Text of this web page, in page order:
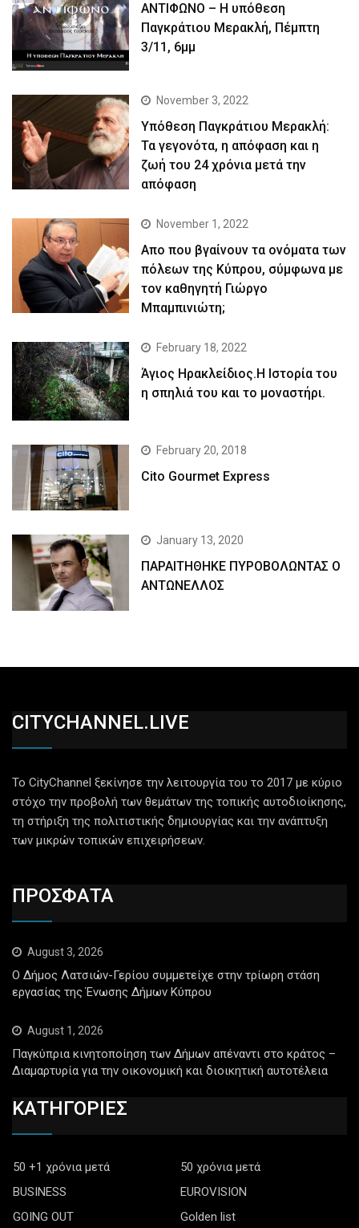
ΑΝΤΙΦΩΝΟ – Η υπόθεση
Παγκράτιου Μερακλή, Πέμπτη
3/11, 6μμ
November 3, 2022
Yπόθεση Παγκράτιου Μερακλή:
Τα γεγονότα, η απόφαση και η
ζωή του 24 χρόνια μετά την
απόφαση
November 1, 2022
Απο που βγαίνουν τα ονόματα των
πόλεων της Κύπρου, σύμφωνα με
τον καθηγητή Γιώργο
Μπαμπινιώτη;
February 18, 2022
Άγιος Ηρακλείδιος.Η Ιστορία του
η σπηλιά του και το μοναστήρι.
February 20, 2018
Cito Gourmet Express
January 13, 2020
ΠΑΡΑΙΤΗΘΗΚΕ ΠΥΡΟΒΟΛΩΝΤΑΣ Ο
ΑΝΤΩΝΕΛΛΟΣ
CITYCHANNEL.LIVE
Το CityChannel ξεκίνησε την λειτουργία του το 2017 με κύριο
στόχο την προβολή των θεμάτων της τοπικής αυτοδιοίκησης,
τη στήριξη της πολιτιστικής δημιουργίας και την ανάπτυξη
των μικρών τοπικών επιχειρήσεων.
ΠΡΟΣΦΑΤΑ
August 3, 2026
Ο Δήμος Λατσιών-Γερίου συμμετείχε στην τρίωρη στάση
εργασίας της Ένωσης Δήμων Κύπρου
August 1, 2026
Παγκύπρια κινητοποίηση των Δήμων απέναντι στο κράτος –
Διαμαρτυρία για την οικονομική και διοικητική αυτοτέλεια
ΚΑΤΗΓΟΡΙΕΣ
50 +1 χρόνια μετά
50 χρόνια μετά
BUSINESS
EUROVISION
GOING OUT
Golden list